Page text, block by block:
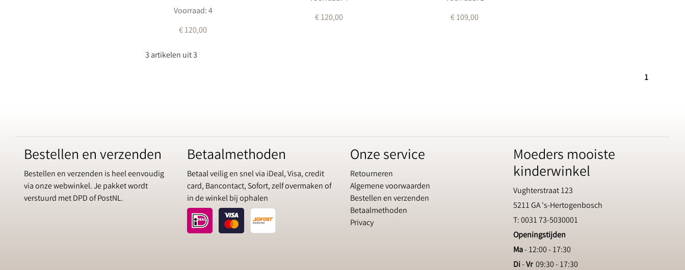
Voorraad: 4
€ 120,00
€ 120,00
€ 109,00
3 artikelen uit 3
1
Bestellen en verzenden
Bestellen en verzenden is heel eenvoudig
via onze webwinkel. Je pakket wordt
verstuurd met DPD of PostNL.
Betaalmethoden
Betaal veilig en snel via iDeal, Visa, credit
card, Bancontact, Sofort, zelf overmaken of
in de winkel bij ophalen
Onze service
Retourneren
Algemene voorwaarden
Bestellen en verzenden
Betaalmethoden
Privacy
Moeders mooiste
kinderwinkel
Vughterstraat 123
5211 GA 's-Hertogenbosch
T: 0031 73-5030001
Openingstijden
Ma- 12:00 - 17:30
Di-Vr09:30 - 17:30